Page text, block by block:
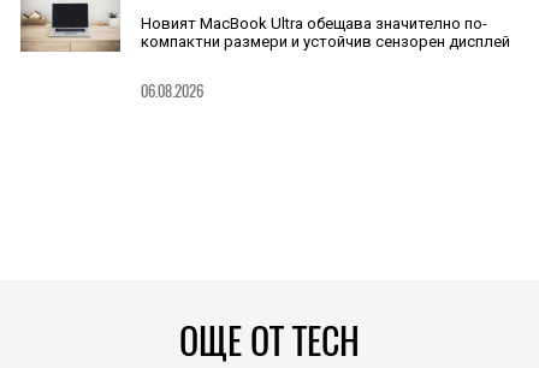
Новият MacBook Ultra обещава значително по-
компактни размери и устойчив сензорен дисплей
06.08.2026
ОЩЕ ОТ TECH